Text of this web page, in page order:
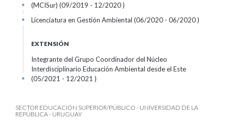
(MCISur) (09/2019 - 12/2020 )
+
Licenciatura en Gestión Ambiental (06/2020 - 06/2020 )
+
EXTENSIÓN
Integrante del Grupo Coordinador del Núcleo
Interdisciplinario Educación Ambiental desde el Este
(05/2021 - 12/2021 )
+
SECTOR EDUCACIÓN SUPERIOR/PÚBLICO - UNIVERSIDAD DE LA
REPÚBLICA - URUGUAY